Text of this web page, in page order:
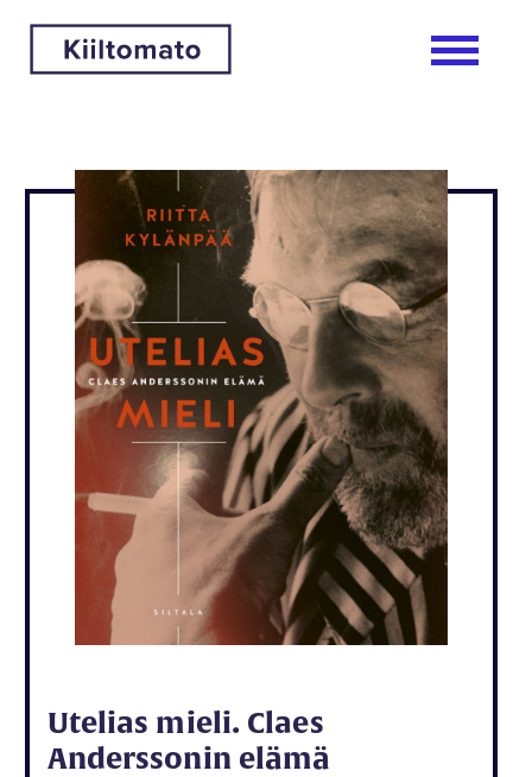
Utelias mieli. Claes
Anderssonin elämä